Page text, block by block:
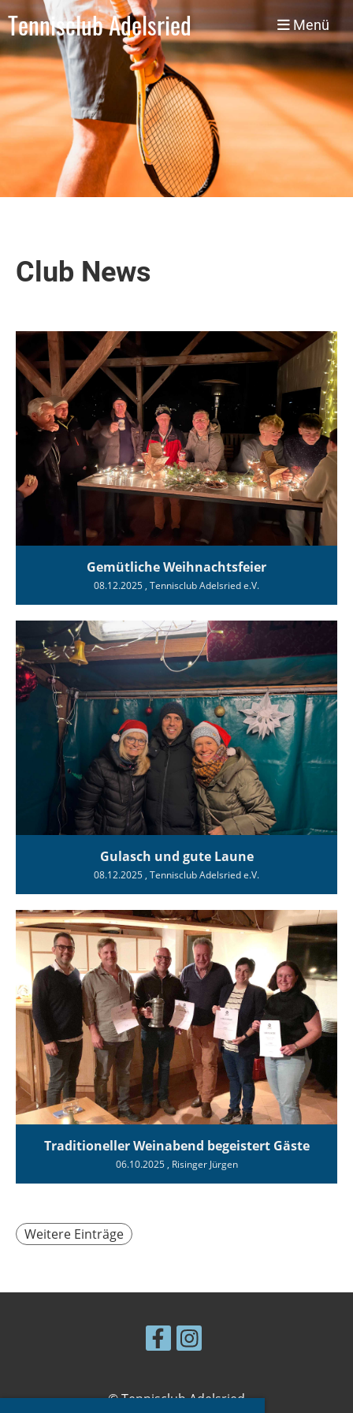
Tennisclub Adelsried Menü
Club News
Gemütliche Weihnachtsfeier
08.12.2025 , Tennisclub Adelsried e.V.
Gulasch und gute Laune
08.12.2025 , Tennisclub Adelsried e.V.
Traditioneller Weinabend begeistert Gäste
06.10.2025, Risinger Jürgen
Weitere Einträge
© Tennisclub Adelsried